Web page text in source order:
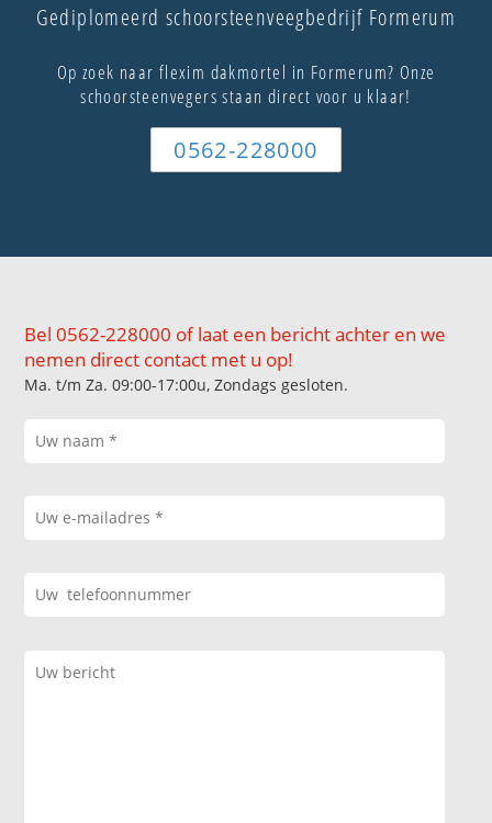
Gediplomeerd schoorsteenveegbedrijf Formerum
Op zoek naar flexim dakmortel in Formerum? Onze
schoorsteenvegers staan direct voor u klaar!
0562-228000
Bel 0562-228000 of laat een bericht achter en we
nemen direct contact met u op!
Ma. t/m Za. 09:00-17:00u, Zondags gesloten.